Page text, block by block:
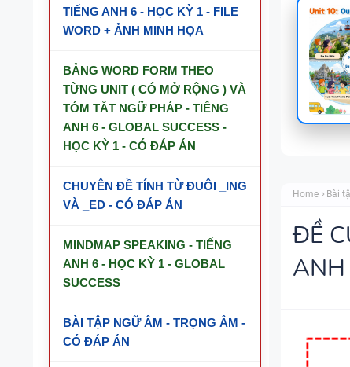
TIẾNG ANH 6 - HỌC KỲ 1 - FILE
WORD + ẢNH MINH HỌA
BẢNG WORD FORM THEO
TỪNG UNIT ( CÓ MỞ RỘNG ) VÀ
TÓM TẮT NGỮ PHÁP - TIẾNG
ANH 6 - GLOBAL SUCCESS -
HỌC KỲ 1 - CÓ ĐÁP ÁN
CHUYÊN ĐỀ TÍNH TỪ ĐUÔI _ING
VÀ _ED - CÓ ĐÁP ÁN
MINDMAP SPEAKING - TIẾNG
ANH 6 - HỌC KỲ 1 - GLOBAL
SUCCESS
BÀI TẬP NGỮ ÂM - TRỌNG ÂM -
CÓ ĐÁP ÁN
Home Bài
ĐỀ
ANH